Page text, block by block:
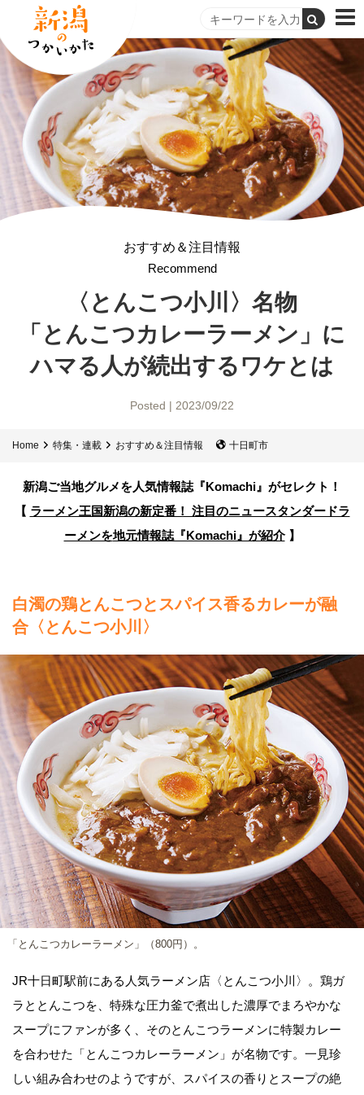
おすすめ＆注目情報
Recommend
〈とんこつ小川〉名物
「とんこつカレーラーメン」に
ハマる人が続出するワケとは
Posted | 2023/09/22
Home 特集・連載 おすすめ＆注目情報 十日町市
新潟ご当地グルメを人気情報誌 『Komachi』がセレクト！
【 ラーメン王国新潟の新定番！ 注目のニュースタンダードラ
ーメンを地元情報誌『Komachi』が紹介】
白濁の鶏とんこつとスパイス香るカレーが融
合 〈とんこつ小川〉
「とんこつカレーラーメン」（800円）。
JR十日町駅前にある人気ラーメン店〈とんこつ小川〉。鶏ガ
ラととんこつを、特殊な圧力釜で煮出した濃厚でまろやかな
スープにファンが多く、そのとんこつラーメンに特製カレー
を合わせた「とんこつカレーラーメン」が名物です。一見珍
しい組み合わせのようですが、スパイスの香りとスープの絶